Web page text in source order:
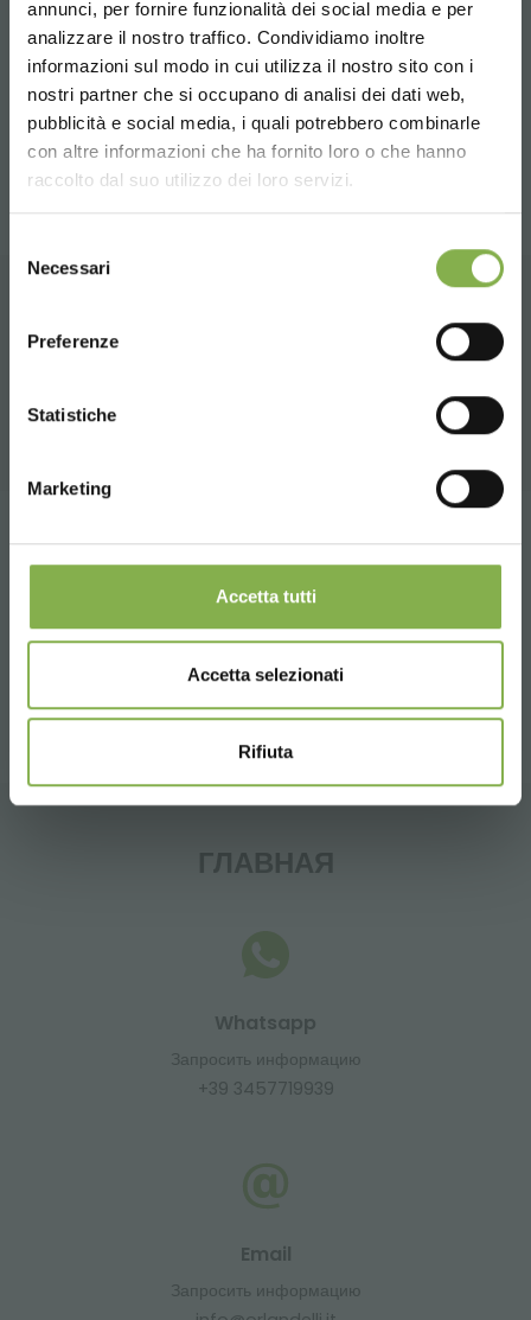
annunci, per fornire funzionalità dei social media e per
analizzare il nostro traffico. Condividiamo inoltre
informazioni sul modo in cui utilizza il nostro sito con i
nostri partner che si occupano di analisi dei dati web,
pubblicità e social media, i quali potrebbero combinarle
con altre informazioni che ha fornito loro o che hanno
raccolto dal suo utilizzo dei loro servizi.
delNecessari
Preferenze
Statistiche
Marketing
Accetta tutti
Accetta selezionati
Rifiuta
колонн.
Кроме того, тележка из металлической сетки подходит для
производства и логистики грибов и многих других сортов.
Полки в комплект не входят
СОПУТСТВУЮЩИЕ ТОВАРЫ
Tag: Garden center Greenhouses products
поделиться
Choose the country you are in and your
language for a better browsing experience
ГЛАВНАЯ
Whatsapp
Запросить информацию
+39 3457719939
Email
Запросить информацию
ТЕХНИЧЕСКИЙ
ПАСПОРТ
зарегистрируйтесь, чтобы
скачать технический